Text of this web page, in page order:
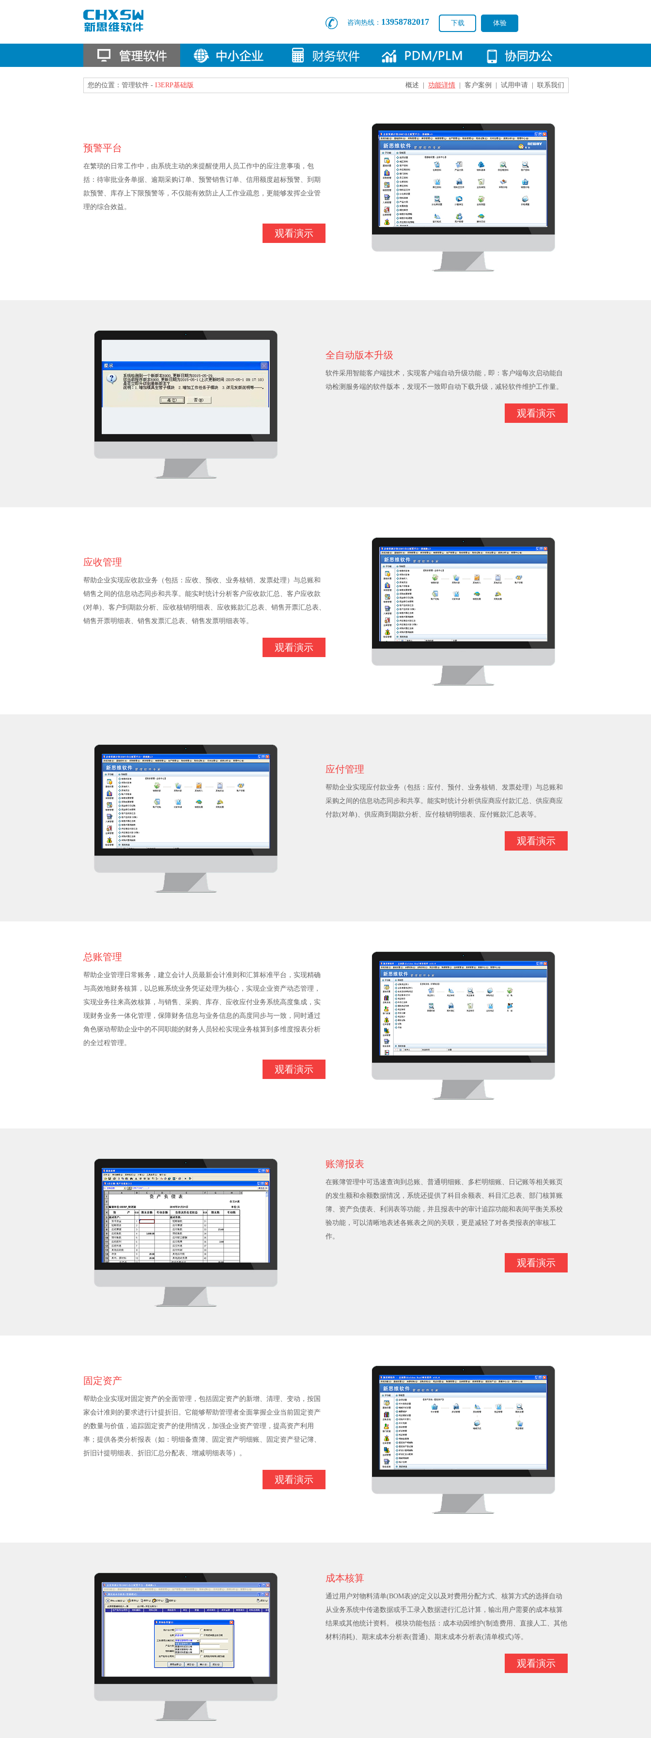
咨询热线： 13958782017 下载 体验
您的位置：管理软件 - I3ERP基础版 概述 功能详情 客户案例 试用申请 联系我们
预警平台
在繁琐的日常工作中，由系统主动的来提醒使用人员工作中的应注意事项，包
括：待审批业务单据、逾期采购订单、预警销售订单、信用额度超标预警、到期
款预警、库存上下限预警等，不仅能有效防止人工作业疏忽，更能够发挥企业管
理的综合效益。
观看演示
全自动版本升级
软件采用智能客户端技术，实现客户端自动升级功能，即：客户端每次启动能自
动检测服务端的软件版本，发现不一致即自动下载升级，减轻软件维护工作量。
观看演示
应收管理
帮助企业实现应收款业务（包括：应收、预收、业务核销、发票处理）与总账和
销售之间的信息动态同步和共享。能实时统计分析客户应收款汇总、客户应收款
(对单)、客户到期款分析、应收核销明细表、应收账款汇总表、销售开票汇总表、
销售开票明细表、销售发票汇总表、销售发票明细表等。
观看演示
应付管理
帮助企业实现应付款业务（包括：应付、预付、业务核销、发票处理）与总账和
采购之间的信息动态同步和共享。能实时统计分析供应商应付款汇总、供应商应
付款(对单)、供应商到期款分析、应付核销明细表、应付账款汇总表等。
观看演示
总账管理
帮助企业管理日常账务，建立会计人员最新会计准则和汇算标准平台，实现精确
与高效地财务核算，以总账系统业务凭证处理为核心，实现企业资产动态管理，
实现业务往来高效核算，与销售、采购、库存、应收应付业务系统高度集成，实
现财务业务一体化管理，保障财务信息与业务信息的高度同步与一致，同时通过
角色驱动帮助企业中的不同职能的财务人员轻松实现业务核算到多维度报表分析
的全过程管理。
观看演示
账簿报表
在账簿管理中可迅速查询到总账、普通明细账、多栏明细账、日记账等相关账页
的发生额和余额数据情况，系统还提供了科目余额表、科目汇总表、部门核算账
簿、资产负债表、利润表等功能，并且报表中的审计追踪功能和表间平衡关系校
验功能，可以清晰地表述各账表之间的关联，更是减轻了对各类报表的审核工
作。
观看演示
固定资产
帮助企业实现对固定资产的全面管理，包括固定资产的新增、清理、变动，按国
家会计准则的要求进行计提折旧。它能够帮助管理者全面掌握企业当前固定资产
的数量与价值，追踪固定资产的使用情况，加强企业资产管理，提高资产利用
率；提供各类分析报表（如：明细备查簿、固定资产明细账、固定资产登记簿、
折旧计提明细表、折旧汇总分配表、增减明细表等）。
观看演示
成本核算
通过用户对物料清单(BOM表)的定义以及对费用分配方式、核算方式的选择自动
从业务系统中传递数据或手工录入数据进行汇总计算，输出用户需要的成本核算
结果或其他统计资料。 模块功能包括：成本动因维护(制造费用、直接人工、其他
材料消耗)、期末成本分析表(普通)、期末成本分析表(清单模式)等。
观看演示